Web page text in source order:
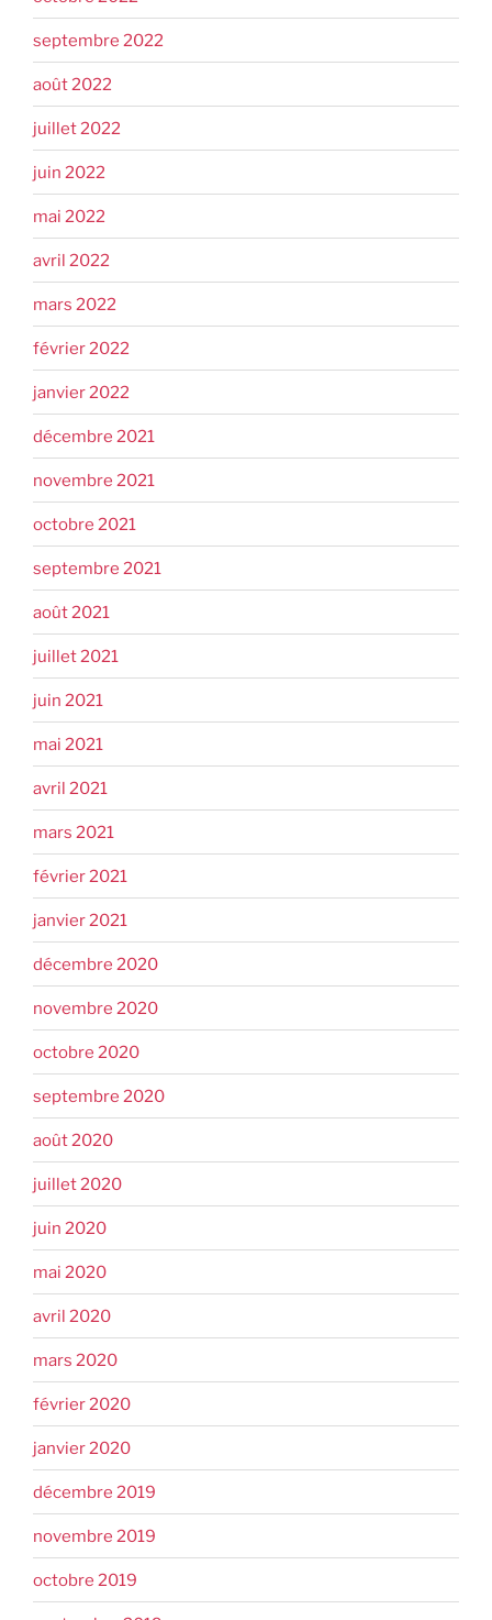
septembre 2022
août 2022
juillet 2022
juin 2022
mai 2022
avril 2022
mars 2022
février 2022
janvier 2022
décembre 2021
novembre 2021
octobre 2021
septembre 2021
août 2021
juillet 2021
juin 2021
mai 2021
avril 2021
mars 2021
février 2021
janvier 2021
décembre 2020
novembre 2020
octobre 2020
septembre 2020
août 2020
juillet 2020
juin 2020
mai 2020
avril 2020
mars 2020
février 2020
janvier 2020
décembre 2019
novembre 2019
octobre 2019